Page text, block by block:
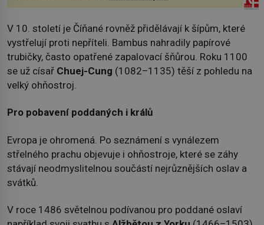
V 10. století je Číňané rovněž přidělávají k šípům, které
vystřelují proti nepříteli. Bambus nahradily papírové
trubičky, často opatřené zapalovací šňůrou. Roku 1100
se už císař Chuej-Cung (1082–1135) těší z pohledu na
velký ohňostroj.
Pro pobavení poddaných i králů
Evropa je ohromená. Po seznámení s vynálezem
střelného prachu objevuje i ohňostroje, které se záhy
stávají neodmyslitelnou součástí nejrůznějších oslav a
svátků.
V roce 1486 světelnou podívanou pro poddané oslaví